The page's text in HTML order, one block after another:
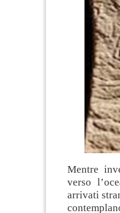
Mentre
verso
arrivati